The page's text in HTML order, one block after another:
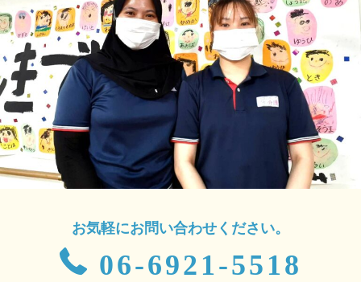
お気軽にお問い合わせください。
06-6921-5518